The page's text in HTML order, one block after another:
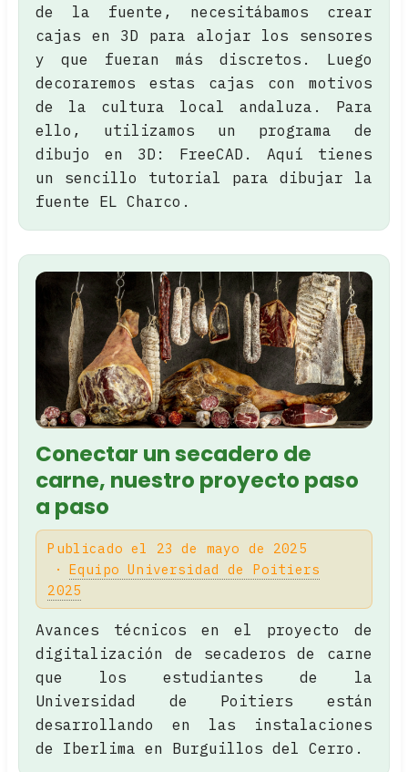
de la fuente, necesitábamos crear
cajas en 3D para alojar los sensores
y que fueran más discretos. Luego
decoraremos estas cajas con motivos
de la cultura local andaluza. Para
ello, utilizamos un programa de
dibujo en 3D: FreeCAD. Aquí tienes
un sencillo tutorial para dibujar la
fuente EL Charco.
Conectar un secadero de
carne, nuestro proyecto paso
a paso
Publicado el 23 de mayo de 2025
Equipo Universidad de Poitiers
2025
Avances técnicos en el proyecto de
digitalización de secaderos de carne
que los estudiantes de la
Universidad de Poitiers están
desarrollando en las instalaciones
de Iberlima en Burguillos del Cerro.